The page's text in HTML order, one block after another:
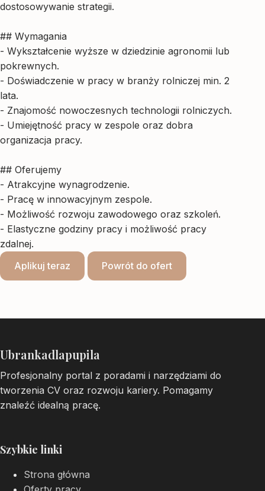
dostosowywanie strategii.
## Wymagania
- Wykształcenie wyższe w dziedzinie agronomii lub
pokrewnych.
- Doświadczenie w pracy w branży rolniczej min. 2
lata.
- Znajomość nowoczesnych technologii rolniczych.
- Umiejętność pracy w zespole oraz dobra
organizacja pracy.
## Oferujemy
- Atrakcyjne wynagrodzenie.
- Pracę w innowacyjnym zespole.
- Możliwość rozwoju zawodowego oraz szkoleń.
- Elastyczne godziny pracy i możliwość pracy
zdalnej.
Aplikuj teraz
Powrót do ofert
Ubrankadlapupila
Profesjonalny portal z poradami i narzędziami do
tworzenia CV oraz rozwoju kariery. Pomagamy
znaleźć idealną pracę.
Szybkie linki
Strona główna